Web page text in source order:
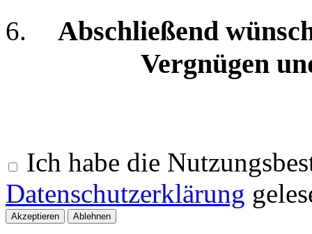
Abschließend
Vergnügen
Ich habe die
Datenschutzerklärung